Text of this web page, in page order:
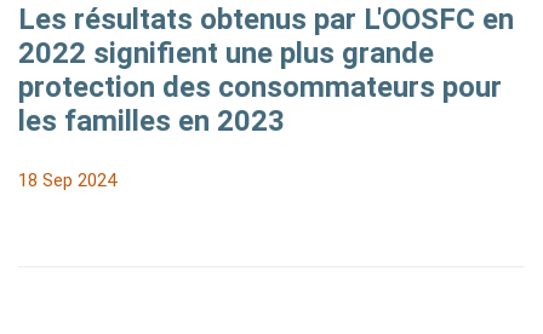
Les résultats obtenus par L'OOSFC en
2022 signifient une plus grande
protection des consommateurs pour
les familles en 2023
18 Sep 2024